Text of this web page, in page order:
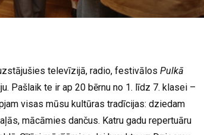
televīzijā, radio, festivālos Pulkā
Pašlaik te ir ap 20 bērnu no 1. līdz 7. klasei –
visas mūsu kultūras tradīcijas: dziedam
mācāmies dančus. Katru gadu repertuāru